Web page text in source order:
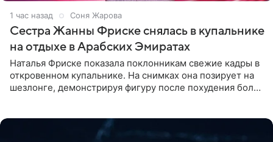
1 час назад Соня Жарова
Сестра Жанны Фриске снялась в купальнике
на отдыхе в Арабских Эмиратах
Наталья Фриске показала поклонникам свежие кадры в
откровенном купальнике. На снимках она позирует на
шезлонге, демонстрируя фигуру после похудения более